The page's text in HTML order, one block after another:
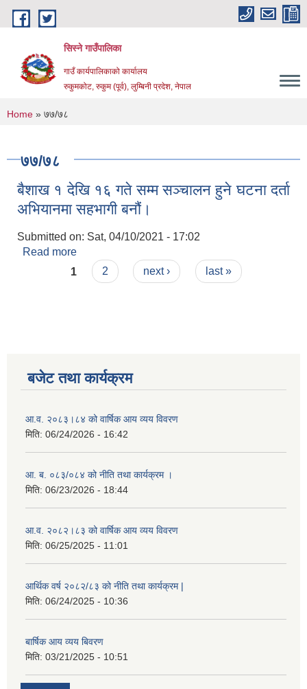
Skip to main content
सिस्ने गाउँपालिका
गाउँ कार्यपालिकाको कार्यालय
रुकुमकोट, रुकुम (पूर्व), लुम्बिनी प्रदेश, नेपाल
You are here
Home » ७७/७८
७७/७८
बैशाख १ देखि १६ गते सम्म सञ्चालन हुने घटना दर्ता
अभियानमा सहभागी बनौं।
Submitted on: Sat, 04/10/2021 - 17:02
Read more
अभियानमा सहभागी बनौं।
Pages
1 2 next › last »
बजेट तथा कार्यक्रम
आ.व. २०८३।८४ को वार्षिक आय व्यय विवरण
मिति: 06/24/2026 - 16:42
आ. ब. ०८३/०८४ को नीति तथा कार्यक्रम ।
मिति: 06/23/2026 - 18:44
आ.व. २०८२।८३ को वार्षिक आय व्यय विवरण
मिति: 06/25/2025 - 11:01
आर्थिक वर्ष २०८२/८३ को नीति तथा कार्यक्रम |
मिति: 06/24/2025 - 10:36
बार्षिक आय व्यय बिवरण
मिति: 03/21/2025 - 10:51